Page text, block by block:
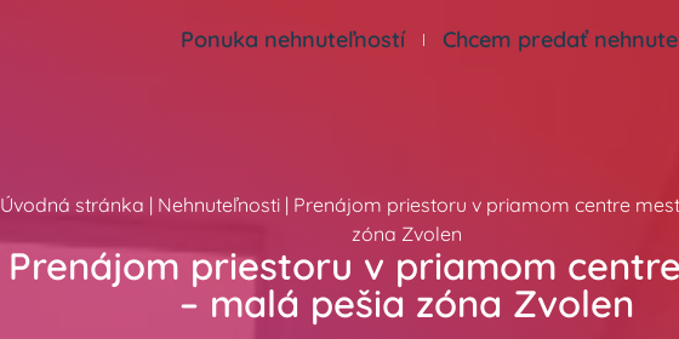
Ponuka nehnuteľností Chcem predať
Úvodná stránka | Nehnuteľnosti | Prenájom priestoru v priamom centre
zóna Zvolen
Prenájom priestoru v priamom
– malá pešia zóna Zvolen